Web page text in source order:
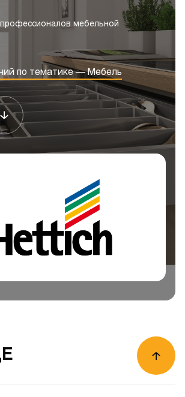
мебельной
по тематике — Мебель